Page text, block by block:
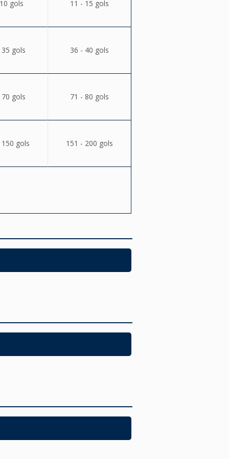
gols 11 - 15 gols
gols 36 - 40 gols
gols 71 - 80 gols
gols 151 - 200 gols